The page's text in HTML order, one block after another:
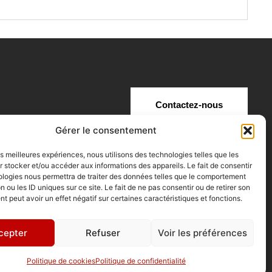
Gérer le consentement
meilleures expériences, nous utilisons des technologies telles que les
stocker et/ou accéder aux informations des appareils. Le fait de consentir
nous permettra de traiter des données telles que le comportement
ou les ID uniques sur ce site. Le fait de ne pas consentir ou de retirer son
peut avoir un effet négatif sur certaines caractéristiques et fonctions.
Refuser Voir les préférences
Politique de cookiesPolitique de confidentialité
Contactez-nous
Mentions légales
CGV
Politique de confidentialité